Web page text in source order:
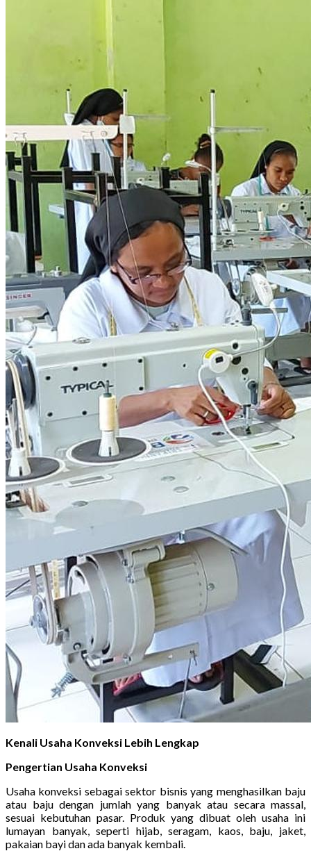
Kenali Usaha Konveksi Lebih Lengkap
Pengertian Usaha Konveksi
Usaha konveksi sebagai sektor bisnis yang menghasilkan baju
atau baju dengan jumlah yang banyak atau secara massal,
sesuai kebutuhan pasar. Produk yang dibuat oleh usaha ini
lumayan banyak, seperti hijab, seragam, kaos, baju, jaket,
pakaian bayi dan ada banyak kembali.